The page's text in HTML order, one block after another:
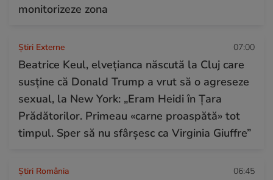
monitorizeze zona
Știri Externe 07:00
Beatrice Keul, elvețianca născută la Cluj care
susține că Donald Trump a vrut să o agreseze
sexual, la New York: „Eram Heidi în Țara
Prădătorilor. Primeau «carne proaspătă» tot
timpul. Sper să nu sfârșesc ca Virginia Giuffre”
Știri România 06:45